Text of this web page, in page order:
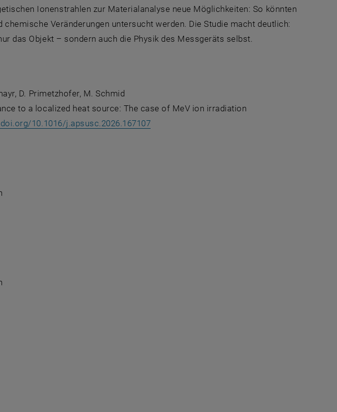
Ionenstrahlen zur Materialanalyse neue Möglichkeiten: So könnten
Veränderungen untersucht werden. Die Studie macht deutlich:
das Objekt – sondern auch die Physik des Messgeräts selbst.
D. Primetzhofer, M. Schmid
to a localized heat source: The case of MeV ion irradiation
10.1016/j.apsusc.2026.167107, öffnet eine externe URL in einem neuen